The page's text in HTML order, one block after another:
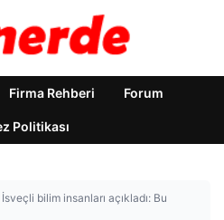
Firma Rehberi Forum
Politikası
İsveçli bilim insanları açıkladı: Bu